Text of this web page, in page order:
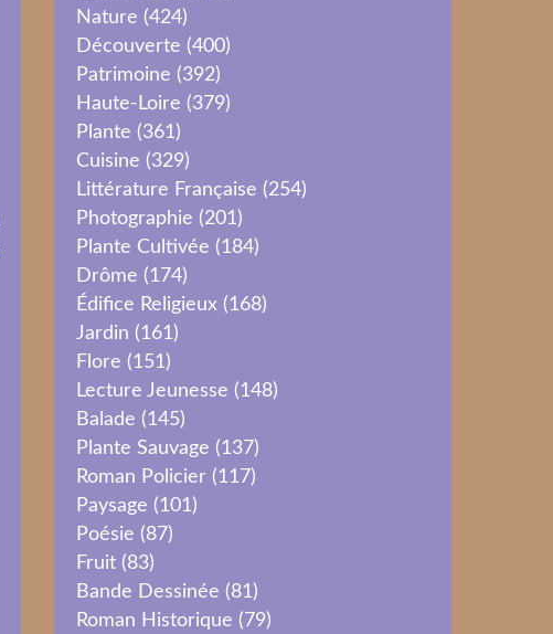
Nature (424)
Découverte (400)
Patrimoine (392)
Haute-Loire (379)
Plante (361)
Cuisine (329)
Littérature Française (254)
Photographie (201)
Plante Cultivée (184)
Drôme (174)
Édifice Religieux (168)
Jardin (161)
Flore (151)
Lecture Jeunesse (148)
Balade (145)
Plante Sauvage (137)
Roman Policier (117)
Paysage (101)
Poésie (87)
Fruit (83)
Bande Dessinée (81)
Roman Historique (79)